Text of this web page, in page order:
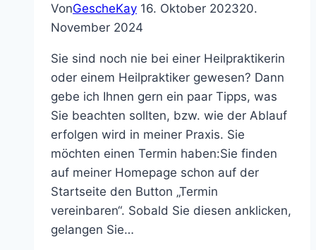
VonGescheKay 16. Oktober 202320.
November 2024
Sie sind noch nie bei einer Heilpraktikerin
oder einem Heilpraktiker gewesen? Dann
gebe ich Ihnen gern ein paar Tipps, was
Sie beachten sollten, bzw. wie der Ablauf
erfolgen wird in meiner Praxis. Sie
möchten einen Termin haben:Sie finden
auf meiner Homepage schon auf der
Startseite den Button „Termin
vereinbaren“. Sobald Sie diesen anklicken,
gelangen Sie…